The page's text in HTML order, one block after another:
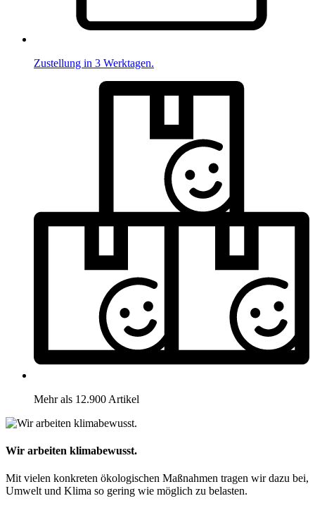
Zustellung in 3 Werktagen.
Mehr als 12.900 Artikel
Wir arbeiten klimabewusst.
Mit vielen konkreten ökologischen Maßnahmen tragen wir dazu bei,
Umwelt und Klima so gering wie möglich zu belasten.